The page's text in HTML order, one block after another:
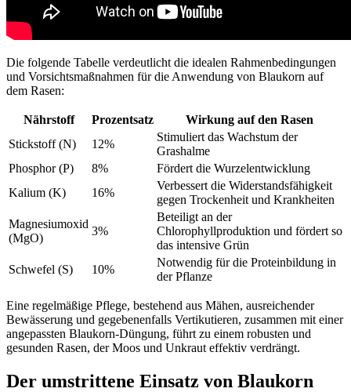
Die folgende Tabelle verdeutlicht die idealen Rahmenbedingungen
und Vorsichtsmaßnahmen für die Anwendung von Blaukorn auf
dem Rasen:
Nährstoff Prozentsatz
Wirkung auf den Rasen
Stickstoff (N)
12%
Stimuliert das Wachstum der
Grashalme
Phosphor (P)
8%
Fördert die Wurzelentwicklung
Kalium (K)
16%
Verbessert die Widerstandsfähigkeit
gegen Trockenheit und Krankheiten
Magnesiumoxid
(MgO)
3%
Beteiligt an der
Chlorophyllproduktion und fördert so
das intensive Grün
Schwefel (S)
10%
Notwendig für die Proteinbildung in
der Pflanze
Eine regelmäßige Pflege, bestehend aus Mähen, ausreichender
Bewässerung und gegebenenfalls Vertikutieren, zusammen mit einer
angepassten Blaukorn-Düngung, führt zu einem robusten und
gesunden Rasen, der Moos und Unkraut effektiv verdrängt.
Der umstrittene Einsatz von Blaukorn